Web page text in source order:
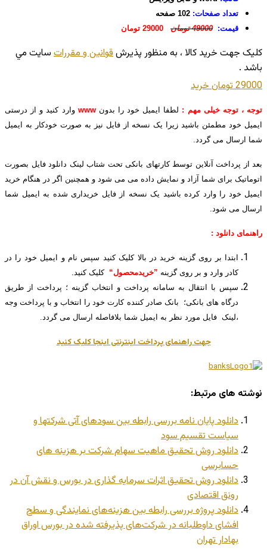
تعداد صفحات:
قیمت: 49000 تومان 29000 تومان
کليک جهت خريد کالا ، به منظور پذيرشقوانين و مقررات سايت مي
باشد .
29000 تومان
خريد
توجه ، توجه خیلی مهم : لطفا ایمیل خود را بدون www وارد کنید و از درستی
ایمیل خود مطمئن باشید زیرا یک نسخه از فایل نیز به صورت خودکار به ایمیل
شما ارسال می گردد.
بعد از پرداخت آنلاین توسط کارتهای بانکی تحت شتاب لینک دانلود فایل بصورت
اتوماتیک برای شما آزاد و نمایش داده می می شود و همچنین اگر در هنگام خرید
ایمیل خود را وارد کرده باشید یک نسخه از فایل خریداری شده به ایمیل شما
ارسال می شود.
راهنمای دانلود :
ابتدا بر روی گزینه خرید در بالا کلیک کنید سپس نام و ایمیل خود را در
کادر وارد و بر روی گزینه ”خریدمحصول“ کلیک کنید.
سپس با انتقال به سامانه پرداخت و انتخاب گزینه ؛ پرداخت از طریق
درگاه های بانکی؛ بانک صادر کننده کارت خود را انتخاب و با پرداخت وجه
،لینک فایل مورد نظر به ایمیل شما بلافاصله ارسال می گردد.
جهت راهنمای پرداخت اینترنتی اینجا کلیک کنید
نوشته های مرتبط:
دانلود پایان نامه بررسی رابطه بین سودهای آتی شرکتها و
سیاست تقسیم سود
دانلود روش تحقیق ماهیت سهام شرکت بر هزینه های
حسابرسی
دانلود روش تحقیق اثرات سرمایه گذاری در بورس و نقش آن در
رونق اقتصادی
دانلود پروژه بررسی رابطه بین هزینه‌های نمایندگی و سطح
افشای داوطلبانه در شرکت‌های پذیرفته شده در بورس اوراق
بهادار تهران